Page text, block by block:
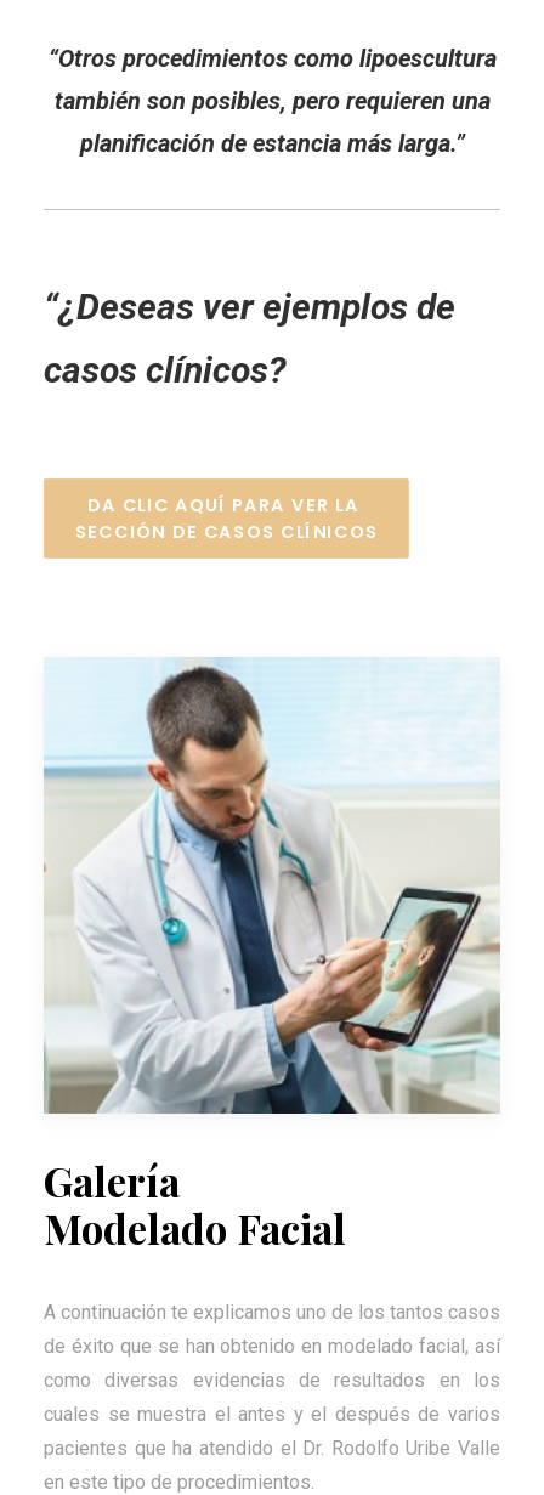
“Otros procedimientos como lipoescultura
también son posibles, pero requieren una
planificación de estancia más larga.”
“¿Deseas ver ejemplos de
casos clínicos?
DA CLIC AQUÍ PARA VER LA
SECCIÓN DE CASOS CLÍNICOS
Galería
Modelado Facial
A continuación te explicamos uno de los tantos casos
de éxito que se han obtenido en modelado facial, así
como diversas evidencias de resultados en los
cuales se muestra el antes y el después de varios
pacientes que ha atendido el Dr. Rodolfo Uribe Valle
en este tipo de procedimientos.